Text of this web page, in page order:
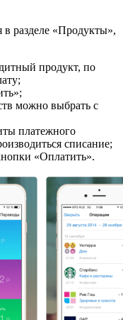
в разделе «Продукты»,
продукт, по
можно выбрать с
платежного
списание;
«Оплатить».